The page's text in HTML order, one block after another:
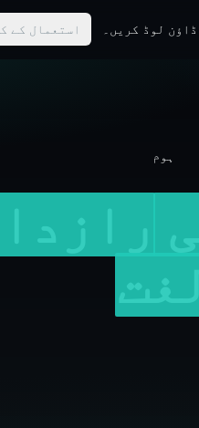
ڈاؤن لوڈ کریں۔ استعمال کے
ہوم